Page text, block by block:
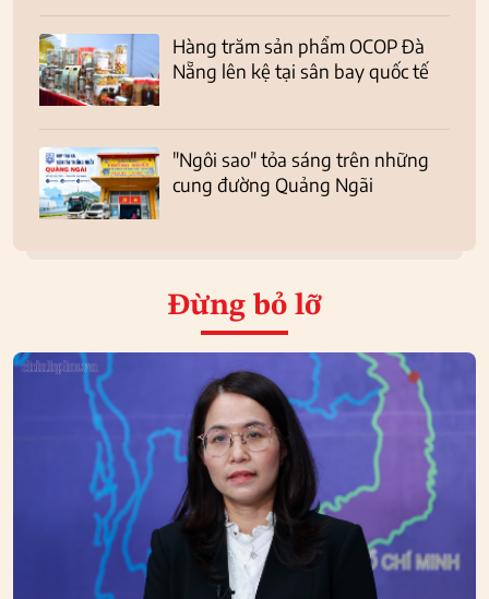
Hàng trăm sản phẩm OCOP Đà
Nẵng lên kệ tại sân bay quốc tế
"Ngôi sao" tỏa sáng trên những
cung đường Quảng Ngãi
Đừng bỏ lỡ